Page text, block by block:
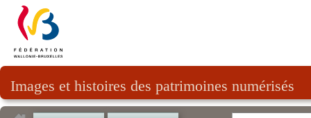
Images et histoires des patrimoines numérisés